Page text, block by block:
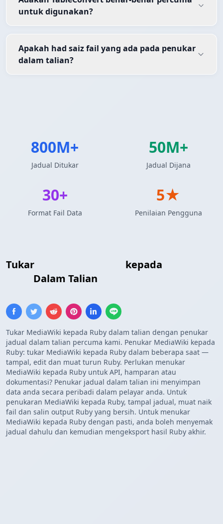
Tukar kepada
Dalam Talian
Tukar MediaWiki kepada Ruby dalam talian dengan penukar
jadual dalam talian percuma kami. Penukar MediaWiki kepada
Ruby: tukar MediaWiki kepada Ruby dalam beberapa saat —
tampal, edit dan muat turun Ruby. Perlukan menukar
MediaWiki kepada Ruby untuk API, hamparan atau
dokumentasi? Penukar jadual dalam talian ini menyimpan
data anda secara peribadi dalam pelayar anda. Untuk
penukaran MediaWiki kepada Ruby, tampal jadual, muat naik
fail dan salin output Ruby yang bersih. Untuk menukar
MediaWiki kepada Ruby dengan pasti, anda boleh menyemak
jadual dahulu dan kemudian mengeksport hasil Ruby akhir.
untuk digunakan?
Apakah had saiz fail yang ada pada penukar
dalam talian?
800M+
Jadual Ditukar
50M+
Jadual Dijana
30+
Format Fail Data
5★
Penilaian Pengguna